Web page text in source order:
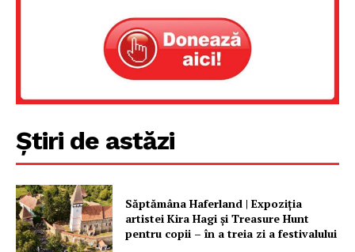
Știri de astăzi
Săptămâna Haferland | Expoziţia
artistei Kira Hagi şi Treasure Hunt
pentru copii – în a treia zi a festivalului